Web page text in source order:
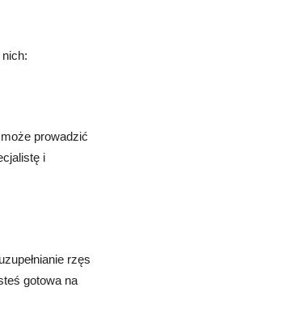
prowadzić
i
rzęs
gotowa na